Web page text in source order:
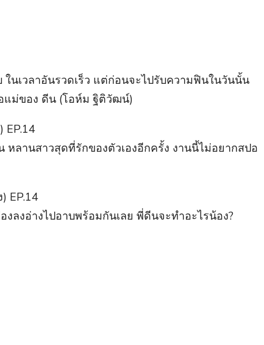
ในเวลาอันรวดเร็ว แต่ก่อนจะไปรับความฟินในวันนั้น
แม่ของ ดีน (โอห์ม ฐิติวัฒน์)
ลานสาวสุดที่รักของตัวเองอีกครั้ง งานนี้ไม่อยากสปอ
ลงอ่างไปอาบพร้อมกันเลย พี่ดีนจะทำอะไรน้อง?